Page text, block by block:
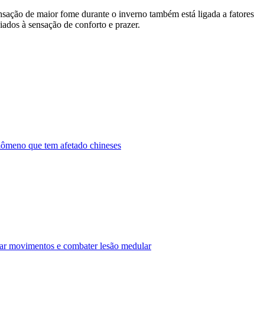
de maior fome durante o inverno também está ligada a
à sensação de conforto e prazer.
que tem afetado chineses
movimentos e combater lesão medular